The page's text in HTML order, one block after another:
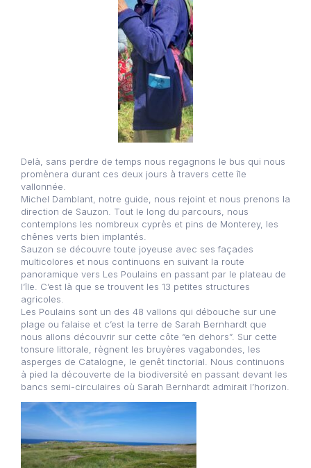
Delà, sans perdre de temps nous regagnons le bus qui nous
promènera durant ces deux jours à travers cette île
vallonnée.
Michel Damblant, notre guide, nous rejoint et nous prenons la
direction de Sauzon. Tout le long du parcours, nous
contemplons les nombreux cyprès et pins de Monterey, les
chênes verts bien implantés.
Sauzon se découvre toute joyeuse avec ses façades
multicolores et nous continuons en suivant la route
panoramique vers Les Poulains en passant par le plateau de
l’île. C’est là que se trouvent les 13 petites structures
agricoles.
Les Poulains sont un des 48 vallons qui débouche sur une
plage ou falaise et c’est la terre de Sarah Bernhardt que
nous allons découvrir sur cette côte “en dehors”. Sur cette
tonsure littorale, règnent les bruyères vagabondes, les
asperges de Catalogne, le genêt tinctorial. Nous continuons
à pied la découverte de la biodiversité en passant devant les
bancs semi-circulaires où Sarah Bernhardt admirait l’horizon.